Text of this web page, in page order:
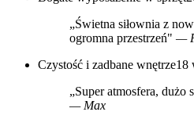
„Świetna siłownia z
ogromna przestrzeń" —
Czystość i zadbane wnętrze18
„Super atmosfera, dużo
— Max